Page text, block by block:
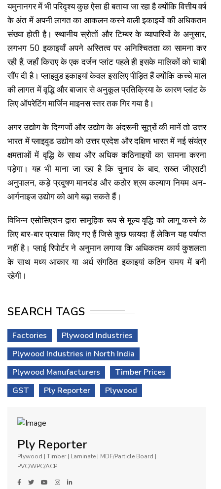
यमुनानगर में भी परिदृश्य कुछ ऐसा ही बताया जा रहा है क्योंकि वित्तीय वर्ष
के अंत में अपनी लागत का आकलन करने वाली इकाइयों की अधिकतम
संख्या होती है। स्थानीय स्रोतों और टिम्बर के व्यापारियों के अनुसार,
लगभग 50 इकाइयाँ अपने अस्तित्व पर अनिश्चितता का सामना कर
रही हैं, जहाँ किराए के एक दर्जन प्लांट पहले ही इसके मालिकों को चाबी
सौंप दी है। प्लाइवुड इकाइयां केवल इसलिए पीड़ित हैं क्योंकि कच्चे माल
की लागत में वृद्धि और बाजार से अनुकूल प्रतिक्रिया के कारण प्लांट के
लिए ऑपरेटिंग मार्जिन माइनस स्तर तक गिर गया है।
अगर उद्योग के दिग्गजों और उद्योग के अंदरूनी सूत्रों की मानें तो उत्तर
भारत में प्लाइवुड उद्योग को उत्तर प्रदेश और दक्षिण भारत में नई संयंत्र
क्षमताओं में वृद्धि के साथ और अधिक कठिनाइयों का सामना करना
पड़ेगा। यह भी माना जा रहा है कि चुनाव के बाद, सख्त जीएसटी
अनुपालन, कड़े प्रदूषण मानदंड और कठोर श्रम कल्याण नियम अन-
आर्गनाइज उद्योग को आगे बढ़ा सकते हैं।
विभिन्न एसोसिएशन द्वारा सामूहिक रूप से मूल्य वृद्धि को लागू करने के
लिए बार-बार प्रयास किए गए हैं जिसे कुछ फायदा हैं लेकिन यह पर्याप्त
नहीं है। प्लाई रिपोर्टर ने अनुमान लगाया कि अधिकतम कार्य कुशलता
के साथ मध्य आकार या अर्ध संगठित इकाइयां कठिन समय में बनी
रहेगी।
SEARCH TAGS
Factories
Plywood Industries
Plywood Industries in North India
Plywood Manufacturers
Timber Prices
GST
Ply Reporter Plywood
Ply Reporter
Plywood | Timber | Laminate | MDF/Particle Board |
PVC/WPC/ACP